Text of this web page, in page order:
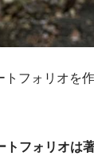
トフォリオを
トフォリオは